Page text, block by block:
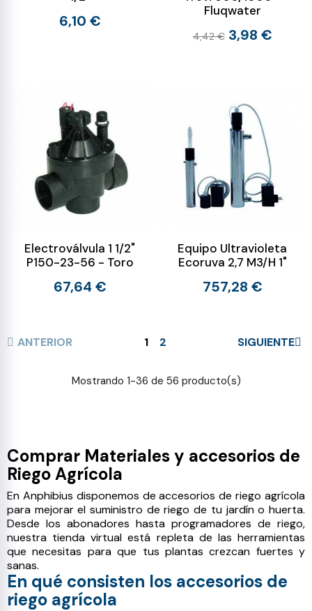
6,10 €
Fluqwater
4,42 € 3,98 €
Electroválvula 1 1/2"
P150-23-56 - Toro
67,64 €
Equipo Ultravioleta
Ecoruva 2,7 M3/H 1"
757,28 €
ANTERIOR 1 2 SIGUIENTE
Mostrando 1-36 de 56 producto(s)
Comprar Materiales y accesorios de
Riego Agrícola
En Anphibius disponemos de accesorios de riego agrícola
para mejorar el suministro de riego de tu jardín o huerta.
Desde los abonadores hasta programadores de riego,
nuestra tienda virtual está repleta de las herramientas
que necesitas para que tus plantas crezcan fuertes y
sanas.
En qué consisten los accesorios de
riego agrícola